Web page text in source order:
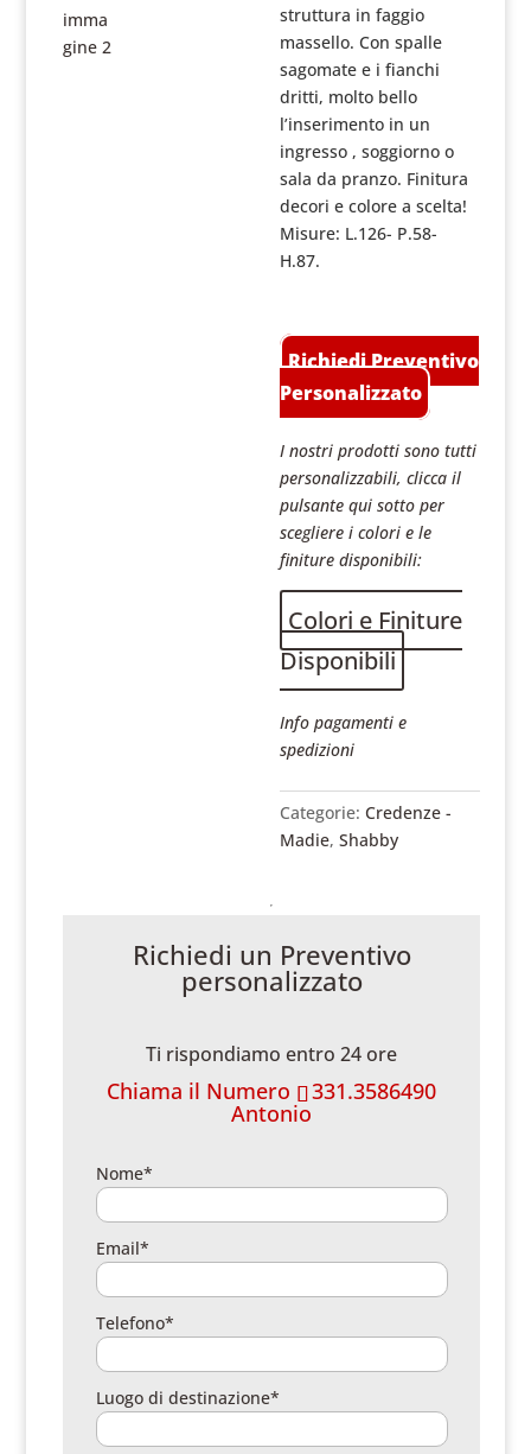
struttura in faggio
massello. Con spalle
sagomate e i fianchi
dritti, molto bello
l’inserimento in un
ingresso , soggiorno o
sala da pranzo. Finitura
decori e colore a scelta!
Misure: L.126- P.58-
H.87.
Richiedi Preventivo
Personalizzato
I nostri prodotti sono tutti
personalizzabili, clicca il
pulsante qui sotto per
scegliere i colori e le
finiture disponibili:
Colori e Finiture
Disponibili
Info pagamenti e
spedizioni
Categorie:Credenze -
Madie,Shabby
Richiedi un Preventivo
personalizzato
Ti rispondiamo entro 24 ore
Chiama il Numero 331.3586490
Antonio
Nome*
Email*
Telefono*
Luogo di destinazione*